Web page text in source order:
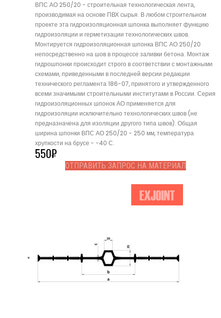
ВПС АО 250/20 - строительная технологическая лента,
производимая на основе ПВХ сырья. В любом строительном
проекте эта гидроизоляционная шпонка выполняет функцию
гидроизоляции и герметизации технологических швов.
Монтируется гидроизоляционная шпонка ВПС АО 250/20
непосредственно на шов в процессе заливки бетона. Монтаж
гидрошпонки происходит строго в соответствии с монтажными
схемами, приведенными в последней версии редакции
технического регламента 186-07, принятого и утвержденного
всеми значимыми строительными институтами в России. Серия
гидроизоляционных шпонок АО применяется для
гидроизоляции исключительно технологических швов (не
предназначена для изоляции другого типа швов). Общая
ширина шпонки ВПС АО 250/20 - 250 мм, температура
хрупкости на брусе - -40 С.
550₽
ОТПРАВИТЬ ЗАПРОС НА МАТЕРИАЛ